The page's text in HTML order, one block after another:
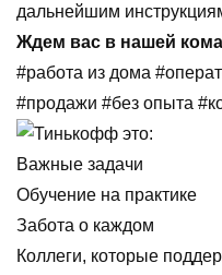
дальнейшим
Ждем вас в нашей
#работа из дома
#продажи #без опыта
Важные задачи
Обучение на практике
Забота о каждом
Коллеги, которые